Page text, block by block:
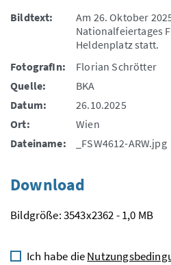
Bildtext:
Am 26. Oktober
Nationalfeiertages
Heldenplatz statt.
FotografIn:
Florian Schrötter
Quelle:
BKA
Datum:
26.10.2025
Ort:
Wien
Dateiname:
_FSW4612-ARW.jpg
Download
Bildgröße: 3543x2362 - 1,0 MB
Ich habe die